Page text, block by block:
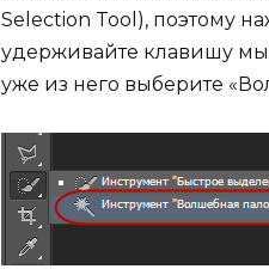
Selection Tool), поэтому
удерживайте клавишу
уже из него выберите